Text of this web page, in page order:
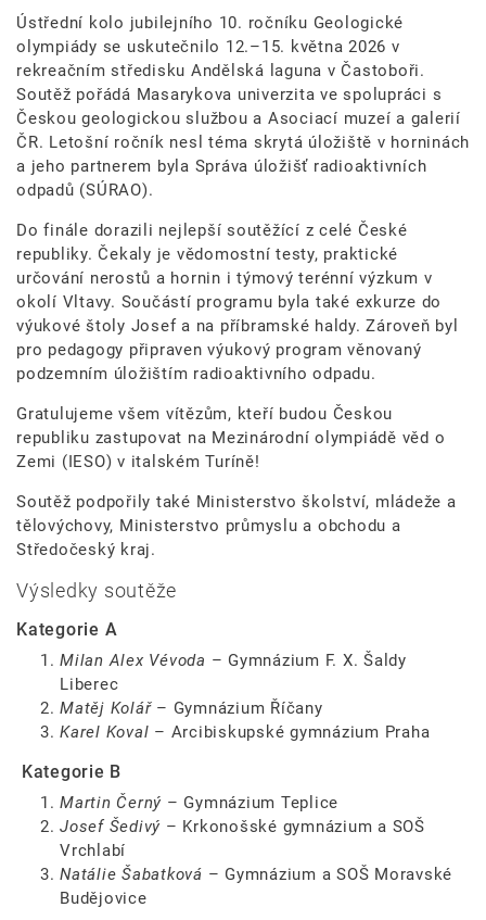
Ústřední kolo jubilejního 10. ročníku Geologické
olympiády se uskutečnilo 12.–15. května 2026 v
rekreačním středisku Andělská laguna v Častoboři.
Soutěž pořádá Masarykova univerzita ve spolupráci s
Českou geologickou službou a Asociací muzeí a galerií
ČR. Letošní ročník nesl téma skrytá úložiště v horninách
a jeho partnerem byla Správa úložišť radioaktivních
odpadů (SÚRAO).
Do finále dorazili nejlepší soutěžící z celé České
republiky. Čekaly je vědomostní testy, praktické
určování nerostů a hornin i týmový terénní výzkum v
okolí Vltavy. Součástí programu byla také exkurze do
výukové štoly Josef a na příbramské haldy. Zároveň byl
pro pedagogy připraven výukový program věnovaný
podzemním úložištím radioaktivního odpadu.
Gratulujeme všem vítězům, kteří budou Českou
republiku zastupovat na Mezinárodní olympiádě věd o
Zemi (IESO) v italském Turíně!
Soutěž podpořily také Ministerstvo školství, mládeže a
tělovýchovy, Ministerstvo průmyslu a obchodu a
Středočeský kraj.
Výsledky soutěže
Kategorie A
Milan Alex Vévoda – Gymnázium F. X. Šaldy
Liberec
Matěj Kolář– Gymnázium Říčany
Karel Koval – Arcibiskupské gymnázium Praha
Kategorie B
Martin Černý – Gymnázium Teplice
Josef Šedivý – Krkonošské gymnázium a SOŠ
Vrchlabí
Natálie Šabatková – Gymnázium a SOŠ Moravské
Budějovice